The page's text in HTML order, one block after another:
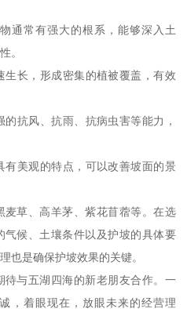
通常有强大的根系，能够深入土
。
生长，形成密集的植被覆盖，有效
抗风、抗雨、抗病虫害等能力，
有美观的特点，可以改善坡面的景
草、高羊茅、紫花苜蓿等。在选
候、土壤条件以及护坡的具体要
也是确保护坡效果的关键。
与五湖四海的新老朋友合作。一
，着眼现在，放眼未来的经营理